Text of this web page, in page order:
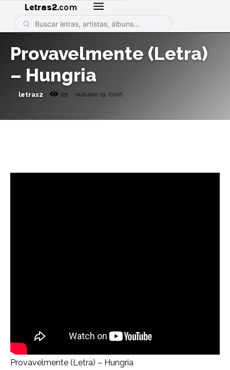
Letras2.com
Provavelmente (Letra)
– Hungria
letras2 25 outubro 19, 2016
Provavelmente (Letra) – Hungria